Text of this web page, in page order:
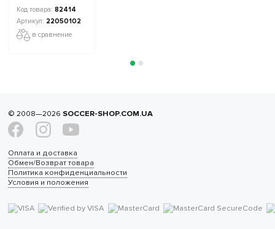
82414
22050102
в сравнение
© 2008—2026 SOCCER-SHOP.COM.UA
Оплата и доставка
Обмен/Возврат товара
Политика конфиденциальности
Условия и положения